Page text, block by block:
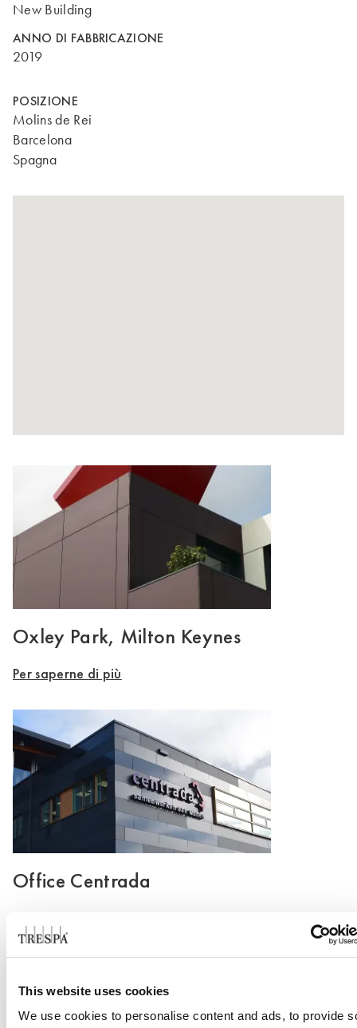
This website uses cookies
We use cookies to personalise content and ads, to provide
New Building
ANNO DI FABBRICAZIONE
2019
POSIZIONE
Molins de Rei
Barcelona
Spagna
Oxley Park, Milton Keynes
Per saperne di più
Office Centrada